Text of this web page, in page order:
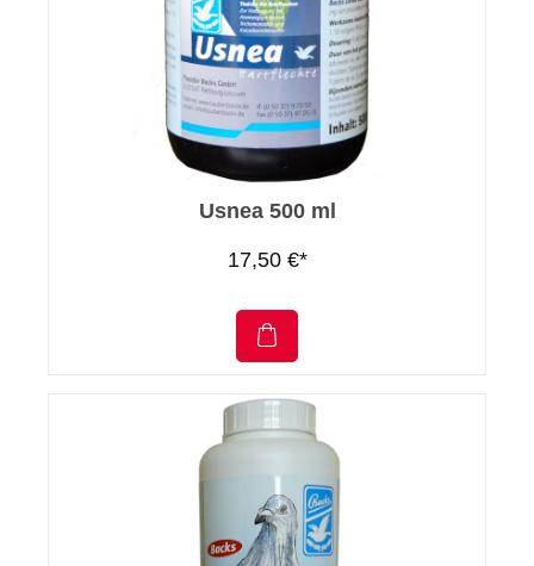
Usnea 500 ml
17,50 €*